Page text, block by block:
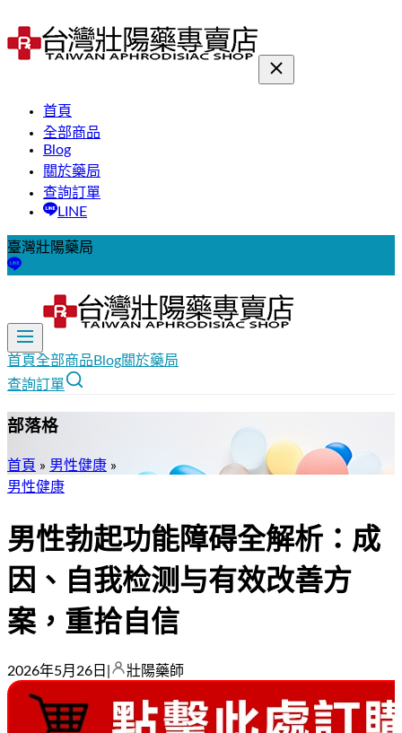
首頁
全部商品
Blog
關於藥局
查詢訂單
LINE
臺灣壯陽藥局
首頁全部商品 Blog關於藥局
查詢訂單
部落格
首頁 » 男性健康 »
男性健康
男性勃起功能障碍全解析：成
因、自我检测与有效改善方
案，重拾自信
2026年5月26日 壯陽藥師